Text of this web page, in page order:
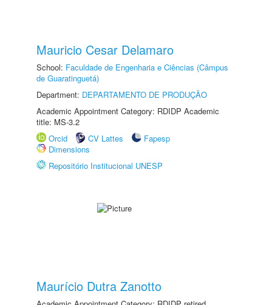
Mauricio Cesar Delamaro
School: Faculdade de Engenharia e Ciências (Câmpus
de Guaratinguetá)
Department: DEPARTAMENTO DE PRODUÇÃO
Academic Appointment Category: RDIDP Academic
title: MS-3.2
Orcid
CV Lattes
Fapesp
Dimensions
Repositório Institucional UNESP
Maurício Dutra Zanotto